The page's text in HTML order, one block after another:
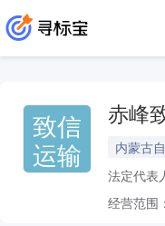
致信
运输
赤峰
内蒙古
法定代表
经营范围：